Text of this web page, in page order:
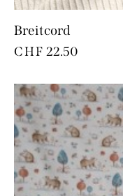
Breitcord
CHF 22.50